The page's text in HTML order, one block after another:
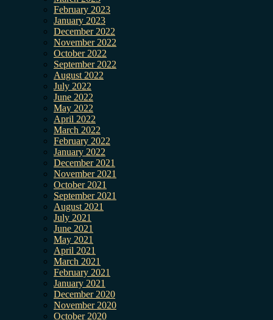
February 2023
January 2023
December 2022
November 2022
October 2022
September 2022
August 2022
July 2022
June 2022
May 2022
April 2022
March 2022
February 2022
January 2022
December 2021
November 2021
October 2021
September 2021
August 2021
July 2021
June 2021
May 2021
April 2021
March 2021
February 2021
January 2021
December 2020
November 2020
October 2020